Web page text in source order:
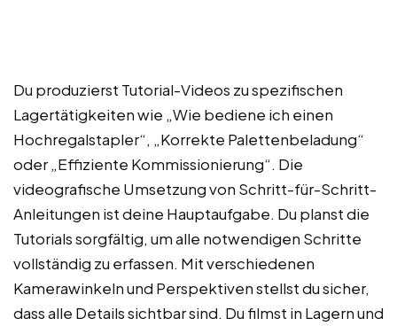
Du produzierst Tutorial-Videos zu spezifischen
Lagertätigkeiten wie „Wie bediene ich einen
Hochregalstapler“, „Korrekte Palettenbeladung“
oder „Effiziente Kommissionierung“. Die
videografische Umsetzung von Schritt-für-Schritt-
Anleitungen ist deine Hauptaufgabe. Du planst die
Tutorials sorgfältig, um alle notwendigen Schritte
vollständig zu erfassen. Mit verschiedenen
Kamerawinkeln und Perspektiven stellst du sicher,
dass alle Details sichtbar sind. Du filmst in Lagern und